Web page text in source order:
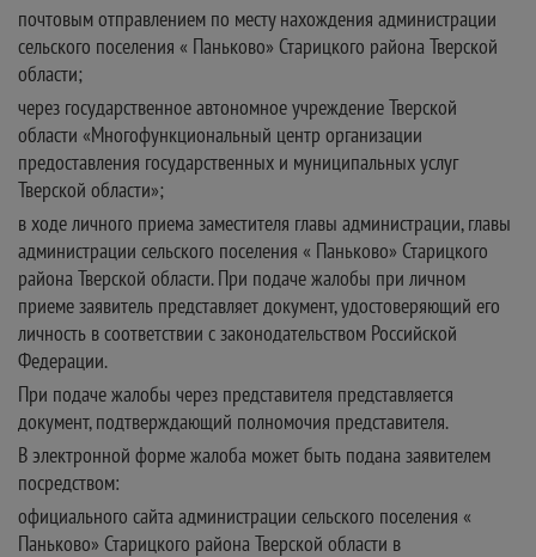
почтовым отправлением по месту нахождения администрации
сельского поселения « Паньково» Старицкого района Тверской
области;
через государственное автономное учреждение Тверской
области «Многофункциональный центр организации
предоставления государственных и муниципальных услуг
Тверской области»;
в ходе личного приема заместителя главы администрации, главы
администрации сельского поселения « Паньково» Старицкого
района Тверской области. При подаче жалобы при личном
приеме заявитель представляет документ, удостоверяющий его
личность в соответствии с законодательством Российской
Федерации.
При подаче жалобы через представителя представляется
документ, подтверждающий полномочия представителя.
В электронной форме жалоба может быть подана заявителем
посредством:
официального сайта администрации сельского поселения «
Паньково» Старицкого района Тверской области в